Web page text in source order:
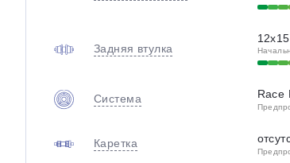
Задняя втулка
Система Race
Каретка